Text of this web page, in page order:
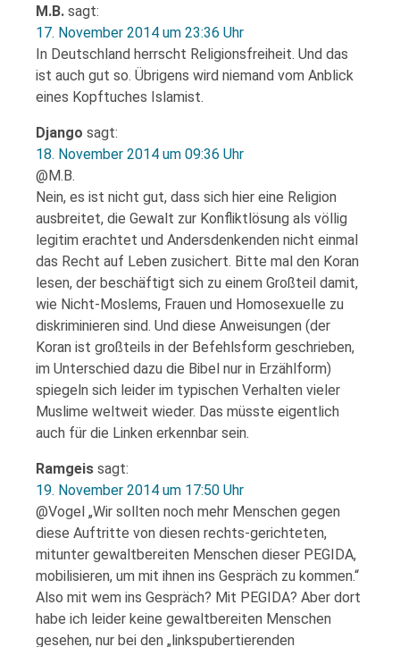
M.B. sagt:
17. November 2014 um 23:36 Uhr
In Deutschland herrscht Religionsfreiheit. Und das
ist auch gut so. Übrigens wird niemand vom Anblick
eines Kopftuches Islamist.
Django sagt:
18. November 2014 um 09:36 Uhr
@M.B.
Nein, es ist nicht gut, dass sich hier eine Religion
ausbreitet, die Gewalt zur Konfliktlösung als völlig
legitim erachtet und Andersdenkenden nicht einmal
das Recht auf Leben zusichert. Bitte mal den Koran
lesen, der beschäftigt sich zu einem Großteil damit,
wie Nicht-Moslems, Frauen und Homosexuelle zu
diskriminieren sind. Und diese Anweisungen (der
Koran ist großteils in der Befehlsform geschrieben,
im Unterschied dazu die Bibel nur in Erzählform)
spiegeln sich leider im typischen Verhalten vieler
Muslime weltweit wieder. Das müsste eigentlich
auch für die Linken erkennbar sein.
Ramgeis sagt:
19. November 2014 um 17:50 Uhr
@Vogel „Wir sollten noch mehr Menschen gegen
diese Auftritte von diesen rechts-gerichteten,
mitunter gewaltbereiten Menschen dieser PEGIDA,
mobilisieren, um mit ihnen ins Gespräch zu kommen.“
Also mit wem ins Gespräch? Mit PEGIDA? Aber dort
habe ich leider keine gewaltbereiten Menschen
gesehen, nur bei den „linkspubertierenden